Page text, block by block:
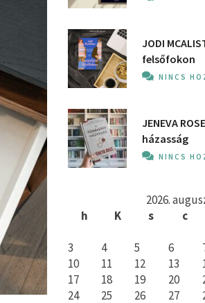
JODI
felsőfokon
NINCS
JENEVA
házasság
NINCS
2026.
h
K s c
3
4 5 6
10
11 12 13
17
18 19 20
24
25 26 27